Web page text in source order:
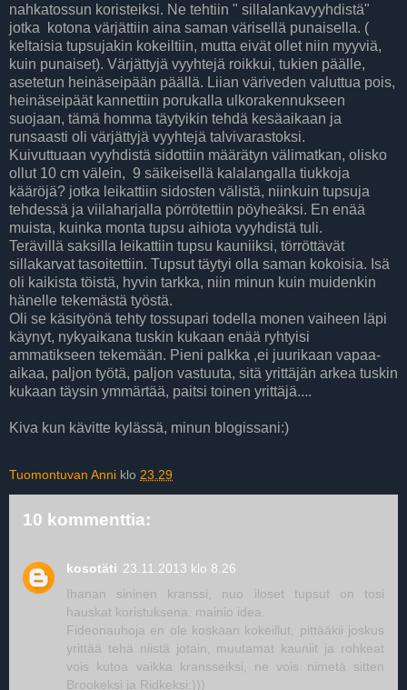
nahkatossun koristeiksi. Ne tehtiin " sillalankavyyhdistä"
jotka kotona värjättiin aina saman värisellä punaisella. (
keltaisia tupsujakin kokeiltiin, mutta eivät ollet niin myyviä,
kuin punaiset). Värjättyjä vyyhtejä roikkui, tukien päälle,
asetetun heinäseipään päällä. Liian väriveden valuttua pois,
heinäseipäät kannettiin porukalla ulkorakennukseen
suojaan, tämä homma täytyikin tehdä kesäaikaan ja
runsaasti oli värjättyjä vyyhtejä talvivarastoksi.
Kuivuttuaan vyyhdistä sidottiin määrätyn välimatkan, olisko
ollut 10 cm välein, 9 säikeisellä kalalangalla tiukkoja
kääröjä? jotka leikattiin sidosten välistä, niinkuin tupsuja
tehdessä ja viilaharjalla pörrötettiin pöyheäksi. En enää
muista, kuinka monta tupsu aihiota vyyhdistä tuli.
Terävillä saksilla leikattiin tupsu kauniiksi, törröttävät
sillakarvat tasoitettiin. Tupsut täytyi olla saman kokoisia. Isä
oli kaikista töistä, hyvin tarkka, niin minun kuin muidenkin
hänelle tekemästä työstä.
Oli se käsityönä tehty tossupari todella monen vaiheen läpi
käynyt, nykyaikana tuskin kukaan enää ryhtyisi
ammatikseen tekemään. Pieni palkka ,ei juurikaan vapaa-
aikaa, paljon työtä, paljon vastuuta, sitä yrittäjän arkea tuskin
kukaan täysin ymmärtää, paitsi toinen yrittäjä....
Kiva kun kävitte kylässä, minun blogissani:)
Tuomontuvan Anni klo 23.29
10 kommenttia:
kosotäti 23.11.2013 klo 8.26
Ihanan sininen kranssi, nuo iloset tupsut on tosi
hauskat koristuksena. mainio idea.
Fideonauhoja en ole koskaan kokeillut, pittääkii joskus
yrittää tehä niistä jotain, muutamat kauniit ja rohkeat
vois kutoa vaikka kransseiksi, ne vois nimetä sitten
Brookeksi ja Ridkeksi:)))